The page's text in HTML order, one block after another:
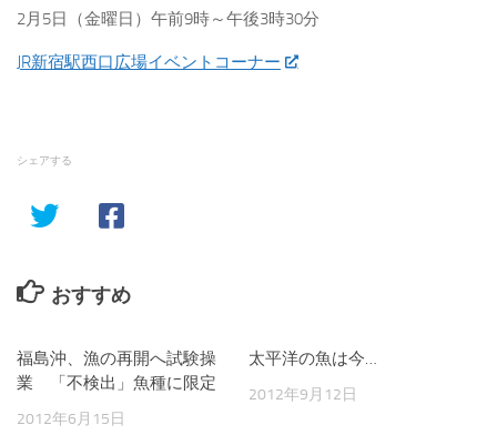
2月5日（金曜日）午前9時～午後3時30分
JR新宿駅西口広場イベントコーナー
シェアする
おすすめ
福島沖、漁の再開へ試験操
業 「不検出」魚種に限定
2012年6月15日
太平洋の魚は今…
2012年9月12日